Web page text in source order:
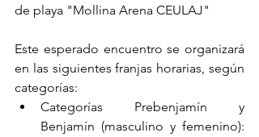
de playa "Mollina Arena CEULAJ"
Este esperado encuentro se organizará
en las siguientes franjas horarias, según
categorías:
Categorías Prebenjamín y
Benjamín (masculino y femenino):